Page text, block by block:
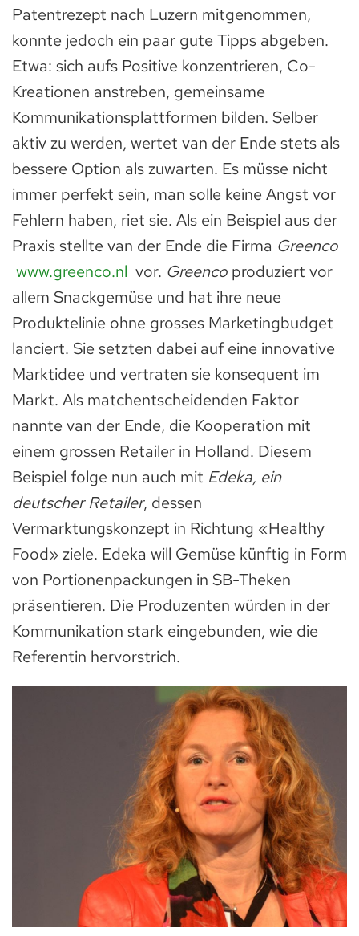
Patentrezept nach Luzern mitgenommen,
konnte jedoch ein paar gute Tipps abgeben.
Etwa: sich aufs Positive konzentrieren, Co-
Kreationen anstreben, gemeinsame
Kommunikationsplattformen bilden. Selber
aktiv zu werden, wertet van der Ende stets als
bessere Option als zuwarten. Es müsse nicht
immer perfekt sein, man solle keine Angst vor
Fehlern haben, riet sie. Als ein Beispiel aus der
Praxis stellte van der Ende die Firma Greenco
www.greenco.nl vor. Greenco produziert vor
allem Snackgemüse und hat ihre neue
Produktelinie ohne grosses Marketingbudget
lanciert. Sie setzten dabei auf eine innovative
Marktidee und vertraten sie konsequent im
Markt. Als matchentscheidenden Faktor
nannte van der Ende, die Kooperation mit
einem grossen Retailer in Holland. Diesem
Beispiel folge nun auch mit Edeka, ein
deutscher Retailer, dessen
Vermarktungskonzept in Richtung «Healthy
Food» ziele. Edeka will Gemüse künftig in Form
von Portionenpackungen in SB-Theken
präsentieren. Die Produzenten würden in der
Kommunikation stark eingebunden, wie die
Referentin hervorstrich.